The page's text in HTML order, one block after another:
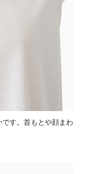
す。首もとや顔まわ